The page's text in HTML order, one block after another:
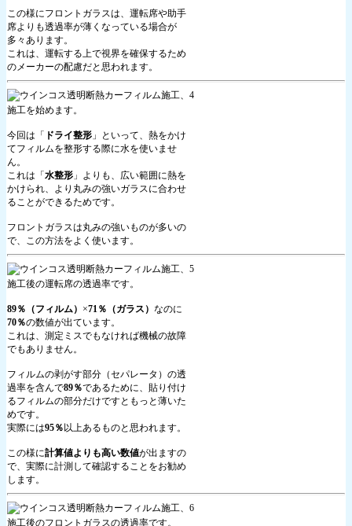
この様にフロントガラスは、運転席や助手
席よりも透過率が薄くなっている場合が
多々あります。
これは、運転する上で視界を確保するため
のメーカーの配慮だと思われます。
施工を始めます。
今回は「 ドライ整形 」といって、熱をかけ
てフィルムを整形する際に水を使いませ
ん。
これは「水整形 」よりも、広い範囲に熱を
かけられ、より丸みの強いガラスに合わせ
ることができるためです。
フロントガラスは丸みの強いものが多いの
で、この方法をよく使います。
施工後の運転席の透過率です。
89％（フィルム） ×71％（ガラス） なのに
70％の数値が出ています。
これは、測定ミスでもなければ機械の故障
でもありません。
フィルムの剥がす部分（セパレータ）の透
過率を含んで89％であるために、貼り付け
るフィルムの部分だけですともっと薄いた
めです。
実際には95％以上あるものと思われます。
この様に計算値よりも高い数値が出ますの
で、実際に計測して確認することをお勧め
します。
施工後のフロントガラスの透過率です。